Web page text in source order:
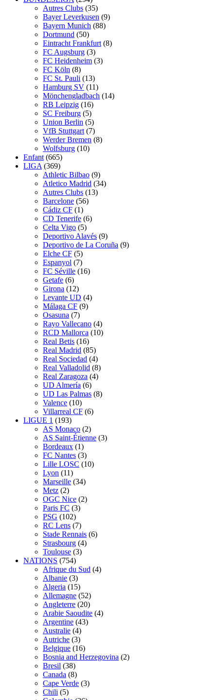
Autres Clubs (35)
Bayer Leverkusen (9)
Bayern Munich (88)
Dortmund (50)
Eintracht Frankfurt (8)
FC Augsburg (3)
FC Heidenheim (3)
FC Köln (8)
FC St. Pauli (13)
Hamburg SV (11)
Mönchengladbach (14)
RB Leipzig (16)
SC Freiburg (5)
Union Berlin (5)
VfB Stuttgart (7)
Werder Bremen (8)
Wolfsburg (10)
Enfant (665)
LIGA (369)
Athletic Bilbao (9)
Atletico Madrid (34)
Autres Clubs (13)
Barcelone (56)
Cádiz CF (1)
CD Tenerife (6)
Celta Vigo (5)
Deportivo Alavés (9)
Deportivo de La Coruña (9)
Elche CF (5)
Espanyol (7)
FC Séville (16)
Getafe (6)
Girona (12)
Levante UD (4)
Málaga CF (9)
Osasuna (7)
Rayo Vallecano (4)
RCD Mallorca (10)
Real Betis (16)
Real Madrid (85)
Real Sociedad (4)
Real Valladolid (8)
Real Zaragoza (4)
UD Almería (6)
UD Las Palmas (8)
Valence (10)
Villarreal CF (6)
LIGUE 1 (193)
AS Monaco (2)
AS Saint-Étienne (3)
Bordeaux (1)
FC Nantes (3)
Lille LOSC (10)
Lyon (11)
Marseille (34)
Metz (2)
OGC Nice (2)
Paris FC (3)
PSG (102)
RC Lens (7)
Stade Rennais (6)
Strasbourg (4)
Toulouse (3)
NATIONS (754)
Afrique du Sud (4)
Albanie (3)
Algeria (15)
Allemagne (52)
Angleterre (20)
Arabie Saoudite (4)
Argentine (43)
Australie (4)
Autriche (3)
Belgique (16)
Bosnia and Herzegovina (2)
Bresil (38)
Canada (8)
Cape Verde (3)
Chili (5)